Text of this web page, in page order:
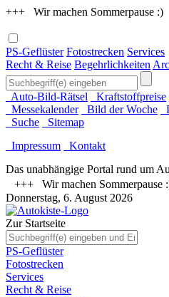
+++ Wir machen Sommerpause
PS-Geflüster Fotostrecken Services
Recht & Reise Begehrlichkeiten
Auto-Bild-Rätsel Kraftstoffpreise
Messekalender
Bild der Woche
Suche
Sitemap
Impressum
Kontakt
Das unabhängige Portal rund um
+++ Wir machen
Donnerstag, 6. August 2026
Zur Startseite
PS-Geflüster
Fotostrecken
Services
Recht & Reise